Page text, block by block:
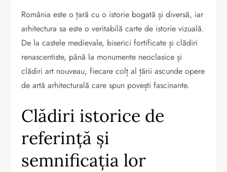
România este o țară cu o istorie bogată și diversă, iar
arhitectura sa este o veritabilă carte de istorie vizuală.
De la castele medievale, biserici fortificate și clădiri
renascentiste, până la monumente neoclasice și
clădiri art nouveau, fiecare colț al țării ascunde opere
de artă arhitecturală care spun povești fascinante.
Clădiri istorice de
referință și
semnificația lor